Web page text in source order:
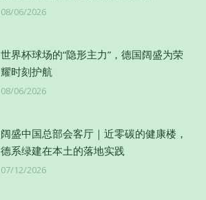
08/06/2026
世界杯球场的“隐形主力”，德国阔盛为荣
耀时刻护航
08/06/2026
阔盛中国总部会客厅｜近零碳的健康楼，
德系绿建在本土的落地实践
07/12/2026